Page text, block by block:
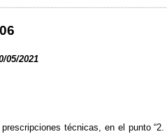
05/2021
técnicas, en el punto